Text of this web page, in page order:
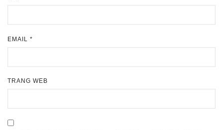
EMAIL *
TRANG WEB